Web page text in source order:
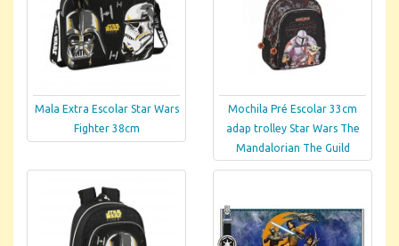
Mala Extra Escolar Star Wars
Fighter 38cm
Mochila Pré Escolar 33cm
adap trolley Star Wars The
Mandalorian The Guild